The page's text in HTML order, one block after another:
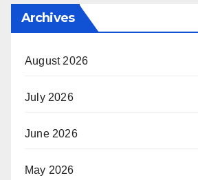
Archives
August 2026
July 2026
June 2026
May 2026